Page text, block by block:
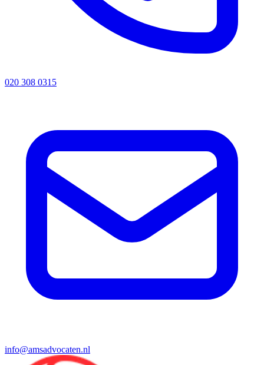
020 308 0315
info@amsadvocaten.nl